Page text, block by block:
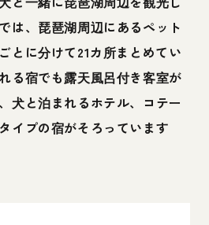
は、琵琶湖周辺にあるペット
とに分けて21カ所まとめてい
る宿でも露天風呂付き客室が
犬と泊まれるホテル、コテー
イプの宿がそろっています